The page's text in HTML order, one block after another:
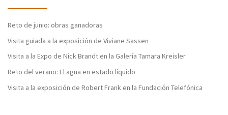
Reto de junio: obras ganadoras
Visita guiada a la exposición de Viviane Sassen
Visita a la Expo de Nick Brandt en la Galería Tamara Kreisler
Reto del verano: El agua en estado líquido
Visita a la exposición de Robert Frank en la Fundación Telefónica